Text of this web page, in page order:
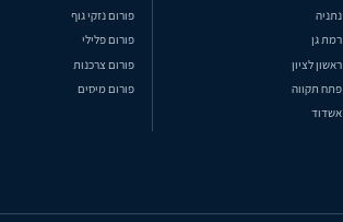
נתניה
רמת גן
ראשון לציון
פתח תקווה
אשדוד
פורום נזקי גוף
פורום פלילי
פורום צרכנות
פורום מיסים